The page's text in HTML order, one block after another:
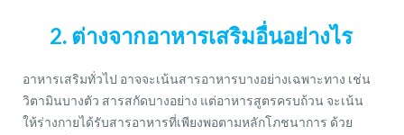
2. ต่างจากอาหารเสริมอื่นอย่างไร
อาหารเสริมทั่วไป อาจจะเน้นสารอาหารบางอย่างเฉพาะทาง เช่น
วิตามินบางตัว สารสกัดบางอย่าง แต่อาหารสูตรครบถ้วน จะเน้น
ให้ร่างกายได้รับสารอาหารที่เพียงพอตามหลักโภชนาการ ด้วย